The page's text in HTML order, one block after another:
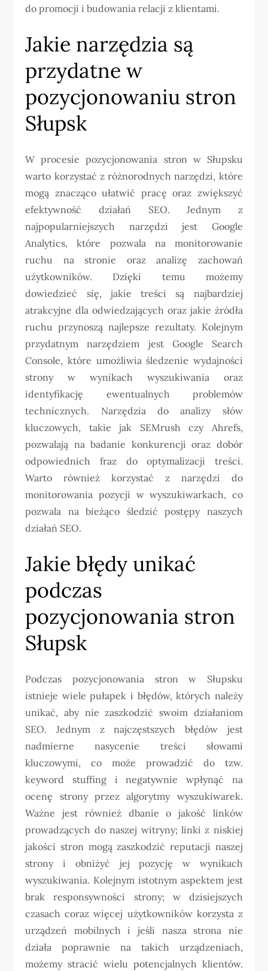
do promocji i budowania relacji z klientami.
Jakie narzędzia są
przydatne w
pozycjonowaniu stron
Słupsk
W procesie pozycjonowania stron w Słupsku
warto korzystać z różnorodnych narzędzi, które
mogą znacząco ułatwić pracę oraz zwiększyć
efektywność działań SEO. Jednym z
najpopularniejszych narzędzi jest Google
Analytics, które pozwala na monitorowanie
ruchu na stronie oraz analizę zachowań
użytkowników. Dzięki temu możemy
dowiedzieć się, jakie treści są najbardziej
atrakcyjne dla odwiedzających oraz jakie źródła
ruchu przynoszą najlepsze rezultaty. Kolejnym
przydatnym narzędziem jest Google Search
Console, które umożliwia śledzenie wydajności
strony w wynikach wyszukiwania oraz
identyfikację ewentualnych problemów
technicznych. Narzędzia do analizy słów
kluczowych, takie jak SEMrush czy Ahrefs,
pozwalają na badanie konkurencji oraz dobór
odpowiednich fraz do optymalizacji treści.
Warto również korzystać z narzędzi do
monitorowania pozycji w wyszukiwarkach, co
pozwala na bieżąco śledzić postępy naszych
działań SEO.
Jakie błędy unikać
podczas
pozycjonowania stron
Słupsk
Podczas pozycjonowania stron w Słupsku
istnieje wiele pułapek i błędów, których należy
unikać, aby nie zaszkodzić swoim działaniom
SEO. Jednym z najczęstszych błędów jest
nadmierne nasycenie treści słowami
kluczowymi, co może prowadzić do tzw.
keyword stuffing i negatywnie wpłynąć na
ocenę strony przez algorytmy wyszukiwarek.
Ważne jest również dbanie o jakość linków
prowadzących do naszej witryny; linki z niskiej
jakości stron mogą zaszkodzić reputacji naszej
strony i obniżyć jej pozycję w wynikach
wyszukiwania. Kolejnym istotnym aspektem jest
brak responsywności strony; w dzisiejszych
czasach coraz więcej użytkowników korzysta z
urządzeń mobilnych i jeśli nasza strona nie
działa poprawnie na takich urządzeniach,
możemy stracić wielu potencjalnych klientów.